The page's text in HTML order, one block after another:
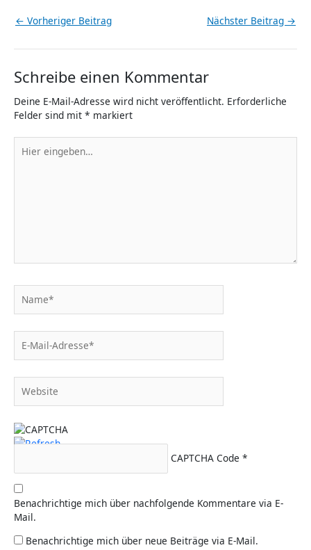
← Vorheriger Beitrag Nächster Beitrag →
Schreibe einen Kommentar
Deine E-Mail-Adresse wird nicht veröffentlicht. Erforderliche
Felder sind mit * markiert
eingeben…
Mail-
Adresse*
CAPTCHA Code *
Benachrichtige mich über nachfolgende Kommentare via E-
Mail.
Benachrichtige mich über neue Beiträge via E-Mail.